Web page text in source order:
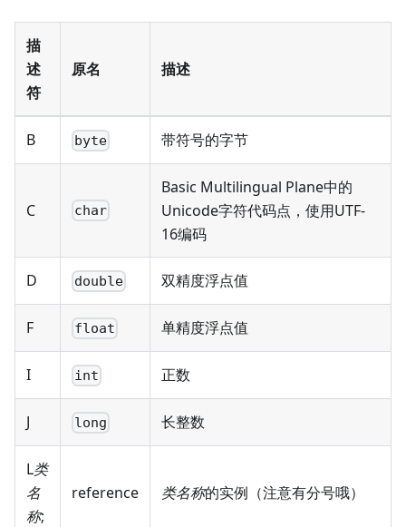
描
述
符
原名 描述
B byte 带符号的字节
C char
Basic Multilingual Plane中的
Unicode字符代码点，使用UTF-
16编码
D double 双精度浮点值
F float 单精度浮点值
I int 正数
J long 长整数
L类
名
称;
reference 类名称的实例（注意有分号哦）